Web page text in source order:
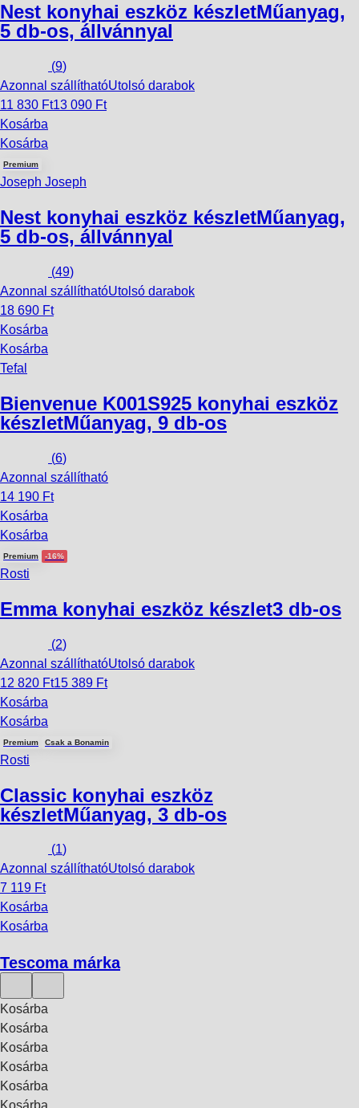
Nest konyhai eszköz készletMűanyag,
5 db-os, állvánnyal
(9)
Azonnal szállíthatóUtolsó darabok
11 830 Ft13 090 Ft
Kosárba
Kosárba
Premium
Joseph Joseph
Nest konyhai eszköz készletMűanyag,
5 db-os, állvánnyal
(49)
Azonnal szállíthatóUtolsó darabok
18 690 Ft
Kosárba
Kosárba
Tefal
Bienvenue K001S925 konyhai eszköz
készletMűanyag, 9 db-os
(6)
Azonnal szállítható
14 190 Ft
Kosárba
Kosárba
Premium -16%
Rosti
Emma konyhai eszköz készlet3 db-os
(2)
Azonnal szállíthatóUtolsó darabok
12 820 Ft15 389 Ft
Kosárba
Kosárba
Premium Csak a Bonamin
Rosti
Classic konyhai eszköz
készletMűanyag, 3 db-os
(1)
Azonnal szállíthatóUtolsó darabok
7 119 Ft
Kosárba
Kosárba
Tescoma márka
Kosárba
Kosárba
Kosárba
Kosárba
Kosárba